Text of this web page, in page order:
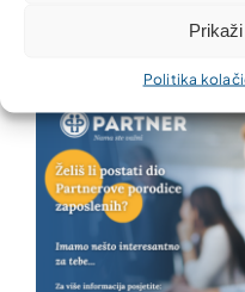
Politika